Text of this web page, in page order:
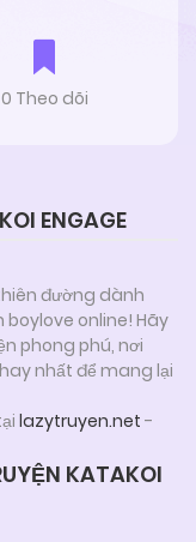
0 Theo dõi
ENGAGE
đường dành
online! Hãy
phong phú, nơi
nhất để mang lại
lazytruyen.net -
KATAKOI